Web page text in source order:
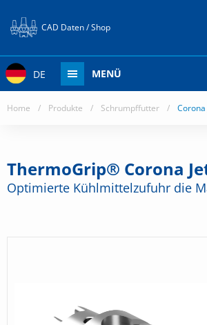
CAD Daten / Shop
DE MENÜ
Home / Produkte / Schrumpffutter /
ThermoGrip® Corona
Optimierte Kühlmittelzufuhr die